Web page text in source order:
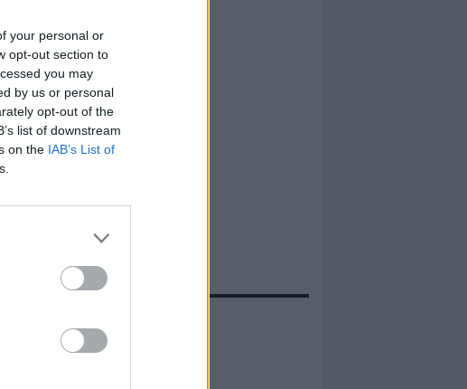
your personal or
opt-out section to
you may
by us or personal
opt-out of the
list of downstream
on the IAB’s List of